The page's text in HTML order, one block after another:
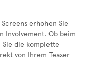
erhöhen Sie
Involvement. Ob beim
Sie die komplette
von Ihrem Teaser